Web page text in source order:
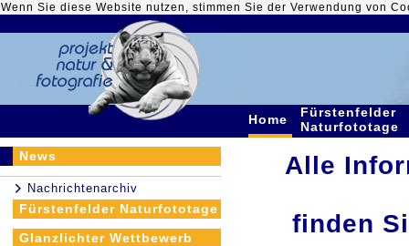
Wenn Sie diese Website nutzen, stimmen Sie der Verwendung von
Home
Fürstenfelder
Naturfototage
News
Nachrichtenarchiv
Fürstenfelder Naturfototage
Glanzlichter Wettbewerb
Alle
finden